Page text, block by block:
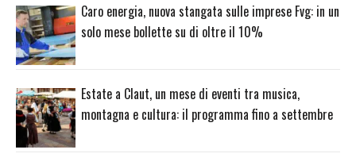
Caro energia, nuova stangata sulle imprese Fvg: in un
solo mese bollette su di oltre il 10%
Estate a Claut, un mese di eventi tra musica,
montagna e cultura: il programma fino a settembre